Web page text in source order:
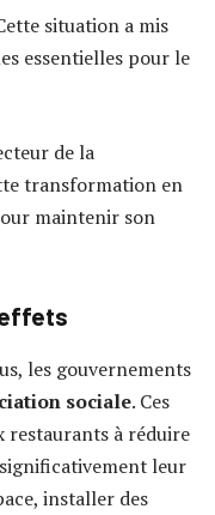
situation a mis
essentielles pour le
de la
transformation en
maintenir son
les gouvernements
sociale. Ces
restaurants à réduire
leur
installer des